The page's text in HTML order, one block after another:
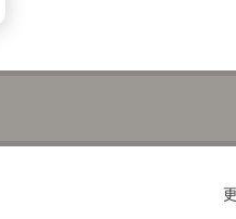
可能性。若问题依旧存在，